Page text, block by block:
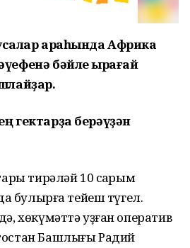
араһында Африка
бәйле ҡырағай
гектарҙа берәүҙән
тирәләй 10 саҡрым
булырға тейеш түгел.
хөкүмәттә уҙған оператив
Башлығы Радий